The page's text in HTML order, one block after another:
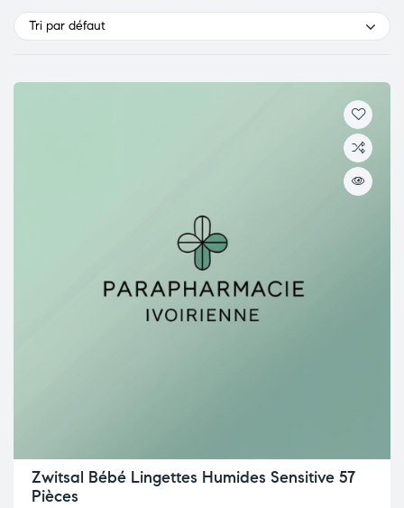
Tri par défaut
Zwitsal Bébé Lingettes Humides Sensitive 57
Pièces